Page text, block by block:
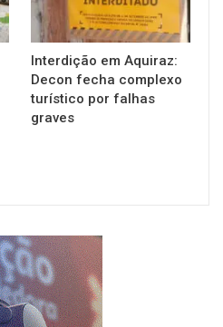
Interdição em Aquiraz:
Decon fecha complexo
turístico por falhas
graves